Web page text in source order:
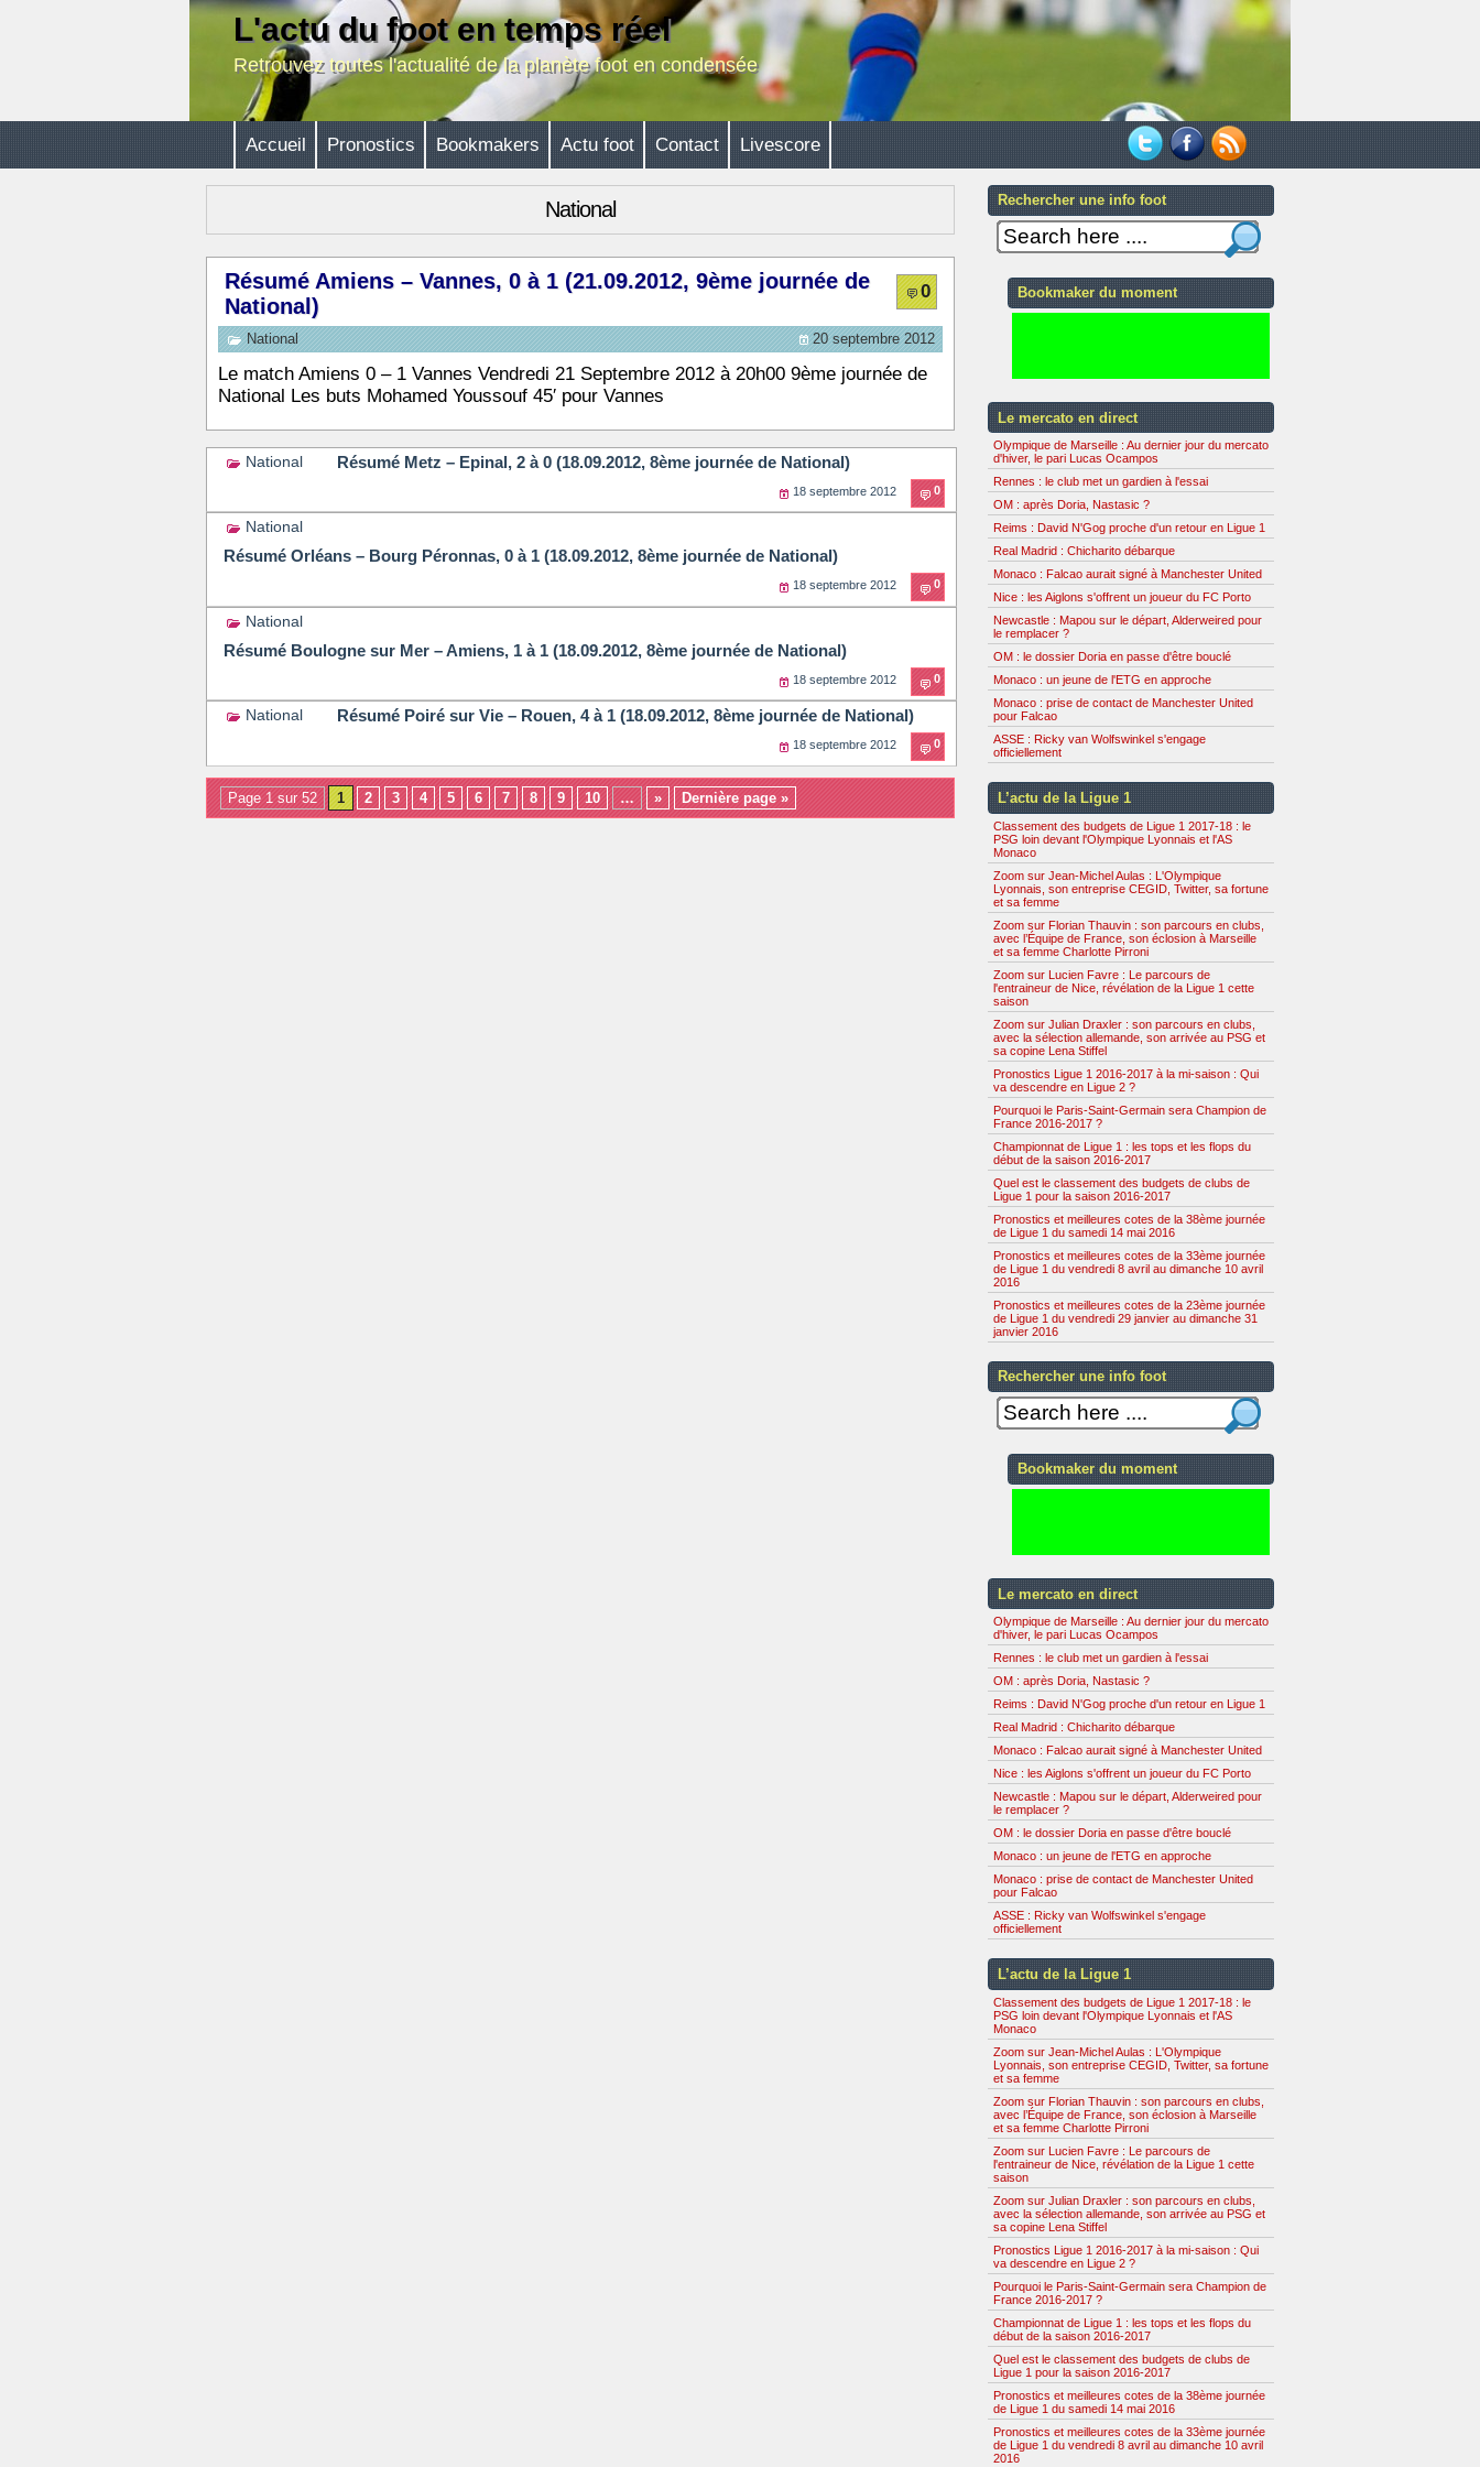
L'actu du foot en temps réel
Retrouvez toutes l'actualité de la planète foot en condensée
Accueil Pronostics Bookmakers Actu foot Contact Livescore
National
0
Résumé Amiens – Vannes, 0 à 1 (21.09.2012, 9ème journée de
National)
20 septembre 2012
National
Le match Amiens 0 – 1 Vannes Vendredi 21 Septembre 2012 à 20h00 9ème journée de
National Les buts Mohamed Youssouf 45′ pour Vannes
National Résumé Metz – Epinal, 2 à 0 (18.09.2012, 8ème journée de National)
0
18 septembre 2012
National
Résumé Orléans – Bourg Péronnas, 0 à 1 (18.09.2012, 8ème journée de National)
0
18 septembre 2012
National
Résumé Boulogne sur Mer – Amiens, 1 à 1 (18.09.2012, 8ème journée de National)
0
18 septembre 2012
National Résumé Poiré sur Vie – Rouen, 4 à 1 (18.09.2012, 8ème journée de National)
0
18 septembre 2012
Page 1 sur 52 1 2 3 4 5 6 7 8 9 10 … » Dernière page »
Rechercher une info foot
Bookmaker du moment
Le mercato en direct
Olympique de Marseille : Au dernier jour du mercato
d'hiver, le pari Lucas Ocampos
Rennes : le club met un gardien à l'essai
OM : après Doria, Nastasic ?
Reims : David N'Gog proche d'un retour en Ligue 1
Real Madrid : Chicharito débarque
Monaco : Falcao aurait signé à Manchester United
Nice : les Aiglons s'offrent un joueur du FC Porto
Newcastle : Mapou sur le départ, Alderweired pour
le remplacer ?
OM : le dossier Doria en passe d'être bouclé
Monaco : un jeune de l'ETG en approche
Monaco : prise de contact de Manchester United
pour Falcao
ASSE : Ricky van Wolfswinkel s'engage
officiellement
L’actu de la Ligue 1
Classement des budgets de Ligue 1 2017-18 : le
PSG loin devant l'Olympique Lyonnais et l'AS
Monaco
Zoom sur Jean-Michel Aulas : L'Olympique
Lyonnais, son entreprise CEGID, Twitter, sa fortune
et sa femme
Zoom sur Florian Thauvin : son parcours en clubs,
avec l’Équipe de France, son éclosion à Marseille
et sa femme Charlotte Pirroni
Zoom sur Lucien Favre : Le parcours de
l'entraineur de Nice, révélation de la Ligue 1 cette
saison
Zoom sur Julian Draxler : son parcours en clubs,
avec la sélection allemande, son arrivée au PSG et
sa copine Lena Stiffel
Pronostics Ligue 1 2016-2017 à la mi-saison : Qui
va descendre en Ligue 2 ?
Pourquoi le Paris-Saint-Germain sera Champion de
France 2016-2017 ?
Championnat de Ligue 1 : les tops et les flops du
début de la saison 2016-2017
Quel est le classement des budgets de clubs de
Ligue 1 pour la saison 2016-2017
Pronostics et meilleures cotes de la 38ème journée
de Ligue 1 du samedi 14 mai 2016
Pronostics et meilleures cotes de la 33ème journée
de Ligue 1 du vendredi 8 avril au dimanche 10 avril
2016
Pronostics et meilleures cotes de la 23ème journée
de Ligue 1 du vendredi 29 janvier au dimanche 31
janvier 2016
Rechercher une info foot
Bookmaker du moment
Le mercato en direct
Olympique de Marseille : Au dernier jour du mercato
d'hiver, le pari Lucas Ocampos
Rennes : le club met un gardien à l'essai
OM : après Doria, Nastasic ?
Reims : David N'Gog proche d'un retour en Ligue 1
Real Madrid : Chicharito débarque
Monaco : Falcao aurait signé à Manchester United
Nice : les Aiglons s'offrent un joueur du FC Porto
Newcastle : Mapou sur le départ, Alderweired pour
le remplacer ?
OM : le dossier Doria en passe d'être bouclé
Monaco : un jeune de l'ETG en approche
Monaco : prise de contact de Manchester United
pour Falcao
ASSE : Ricky van Wolfswinkel s'engage
officiellement
L’actu de la Ligue 1
Classement des budgets de Ligue 1 2017-18 : le
PSG loin devant l'Olympique Lyonnais et l'AS
Monaco
Zoom sur Jean-Michel Aulas : L'Olympique
Lyonnais, son entreprise CEGID, Twitter, sa fortune
et sa femme
Zoom sur Florian Thauvin : son parcours en clubs,
avec l’Équipe de France, son éclosion à Marseille
et sa femme Charlotte Pirroni
Zoom sur Lucien Favre : Le parcours de
l'entraineur de Nice, révélation de la Ligue 1 cette
saison
Zoom sur Julian Draxler : son parcours en clubs,
avec la sélection allemande, son arrivée au PSG et
sa copine Lena Stiffel
Pronostics Ligue 1 2016-2017 à la mi-saison : Qui
va descendre en Ligue 2 ?
Pourquoi le Paris-Saint-Germain sera Champion de
France 2016-2017 ?
Championnat de Ligue 1 : les tops et les flops du
début de la saison 2016-2017
Quel est le classement des budgets de clubs de
Ligue 1 pour la saison 2016-2017
Pronostics et meilleures cotes de la 38ème journée
de Ligue 1 du samedi 14 mai 2016
Pronostics et meilleures cotes de la 33ème journée
de Ligue 1 du vendredi 8 avril au dimanche 10 avril
2016